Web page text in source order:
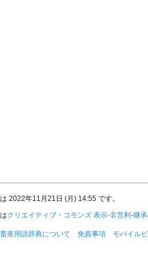
2022年11月21日 (月) 14:55 です。
クリエイティブ・コモンズ 表示-非営利-継承
畜産用語辞典について 免責事項 モバイル